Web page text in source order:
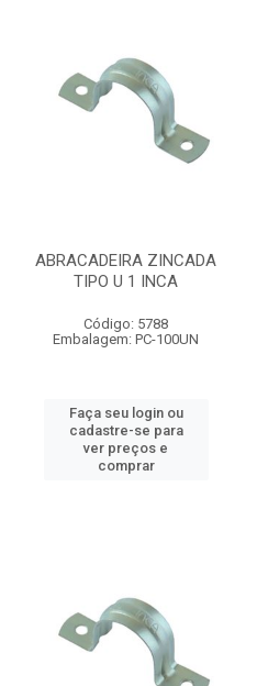
ABRACADEIRA ZINCADA
TIPO U 1 INCA
Código: 5788
Embalagem: PC-100UN
Faça seu login ou
cadastre-se para
ver preços e
comprar